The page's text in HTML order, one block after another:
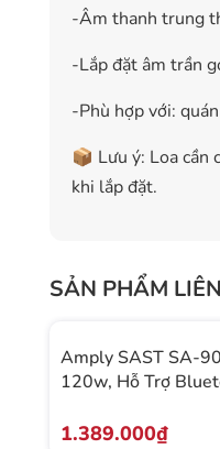
-Âm thanh trung
-Lắp đặt âm trần
-Phù hợp với:
📦 Lưu ý: Loa cần
khi lắp đặt.
SẢN PHẨM
Amply SAST SA-
120w, Hỗ Trợ
Thanh
1.389.000₫